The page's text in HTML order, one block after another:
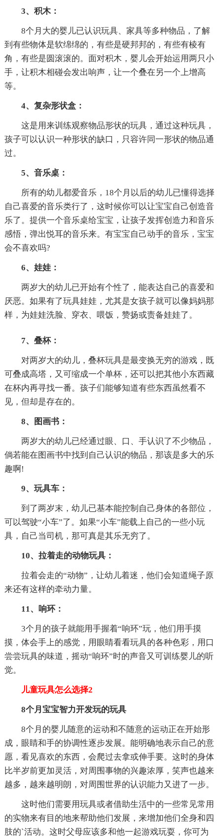
3、积木：
8个月大的婴儿已认识玩具、家具等多种物品，了解
到有些物体是软绵绵的，有些是硬邦邦的，有些有棱有
角，有些是圆滚滚的。面对积木，婴儿会开始运用两只小
手，让积木相碰会发出响声，让一个叠在另一个上增高
等。
4、复杂形状盒：
这是用来训练观察物品形状的玩具，通过这种玩具，
孩子可以认识一种形状的缺口，只容许同一形状的物品通
过。
5、音乐桌：
所有的幼儿都爱音乐，18个月以后的幼儿已懂得选择
自己喜爱的音乐类行了，这时候你可以让宝宝自己创造音
乐了。提供一个音乐桌给宝宝，让孩子发挥创造力和音乐
感悟，弹出悦耳的音乐来。有宝宝自己动手的音乐，宝宝
会不喜欢吗?
6、娃娃：
两岁大的幼儿已开始有个性了，能表达自己的喜爱和
厌恶。如果有了玩具娃娃，尤其是女孩子就可以像妈妈那
样，为娃娃洗脸、穿衣、喂饭，赞扬或责备娃娃了。
7、叠杯：
对两岁大的幼儿，叠杯玩具是最变换无穷的游戏，既
可叠成高塔，又可缩成一个单杯，还可以把其他小东西藏
在杯内再寻找一番。孩子们能够知道有些东西虽然看不
见，但却是存在的。
8、图画书：
两岁大的幼儿已经通过眼、口、手认识了不少物品，
倘若能在图画书中找到自己认识的物品，那该是多大的乐
趣啊!
9、玩具车：
到了两岁末，幼儿已基本能控制自己身体的各部位，
可以驾驶“小车”了。如果“小车”能载上自己的一些小玩
具，自己当司机，那可真是其乐无穷了。
10、拉着走的动物玩具：
拉着会走的“动物”，让幼儿着迷，他们会知道绳子原
来还有这样的牵动力量。
11、响环：
3个月的孩子就能用手握着“响环”玩，他们用手摸
摸，体会手上的感觉，用眼睛看看玩具的各种色彩，用口
尝尝玩具的味道，摇动“响环”时的声音又可训练婴儿的听
觉。
儿童玩具怎么选择2
8个月宝宝智力开发玩的玩具
8个月的婴儿随意的运动和不随意的运动正在开始形
成，眼睛和手的协调性逐步发展。能明确地表示自己的意
愿，看见喜欢的东西，会爬过去拿或伸手要。这时的身体
比半岁前更加灵活，对周围事物的兴趣浓厚，笑声也越来
越多，越来越明朗，对周围世界的认识能力又进了一步。
这时他们需要用玩具或者借助生活中的一些常见常用
的实物来有目的地来帮助他们发展，来增加他们全身和四
肢的`活动。这时父母应该多和他一起游戏玩耍，你可为